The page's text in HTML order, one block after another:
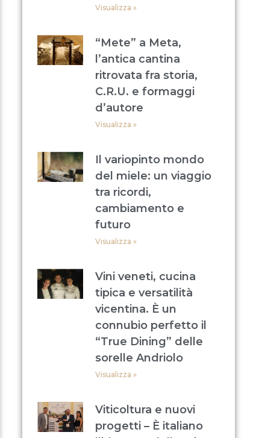
Visualizza »
“Mete” a Meta,
l’antica cantina
ritrovata fra storia,
C.R.U. e formaggi
d’autore
Visualizza »
Il variopinto mondo
del miele: un viaggio
tra ricordi,
cambiamento e
futuro
Visualizza »
Vini veneti, cucina
tipica e versatilità
vicentina. È un
connubio perfetto il
“True Dining” delle
sorelle Andriolo
Visualizza »
Viticoltura e nuovi
progetti – È italiano